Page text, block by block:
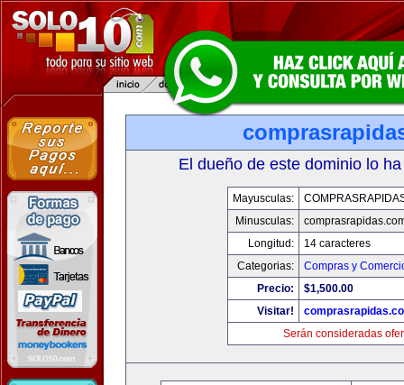
El dueño de este dominio lo
Mayusculas:
Minusculas:
Longitud:
14 caracteres
Categorias:
Compras y
Precio:
$1,500.00
Visitar!
Serán consideradas